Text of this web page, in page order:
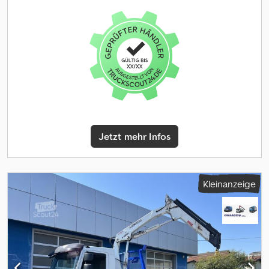
Schadstoffklasse EURO6 Mwst ausweisbar: Besondere Merkmale:
- 2x Schiebetüre - Langer Radstand - LED Scheinwerfer -
Rückfahrkamera - Nebelscheinwerfer - LED
Innenraumbeleuchtungen - 3-Sitzplätze eingetragen /
Nachrüstung möglich weitere Ausstattung/Sonderausstattung
siehe unten: ---- Bitte keine eMails / no eMails können aus
Zeitgründen nicht bearbeitet werden, vielen Dank für ihr
Verständnis! ---- Öffnungszeiten und weitere Informationen :
16.00 FR: 9.00 - 13.00 SA: 9.00 - 12.00 Adresse: Tabakried 11 84076
Pfeffenhausen Bei Fragen: Christian Hirsch Bei Fragen: Christian
Hirsch Bitte, öfters probieren da wir uns oft in einem
Sonderausstattung: Airbag Beifahrerseite, Einparkhilfe hinten mit
Rückfahrkamera, Heckklappe mit Verglasung, Klare-Sicht-Paket,
Laderaumtrennwand mit Fenster, Radvollabdeckungen,
Schiebetür Lade-/Fahrgastraum links, Seitenairbag vorn Weitere
Ausstattung: Airbags, Antriebs-Schlupfregelung (ASR),
Außenspiegel elektr. verstell- und heizbar, Batterie 85 Ah,
Bordcomputer, Drehzahlmesser, Einschaltautomatik für Fahrlicht,
Crodpfoylgmyex Anqef Keyless-GO, Handschuhfach mit
Jetzt mehr Infos
Kleinanzeige